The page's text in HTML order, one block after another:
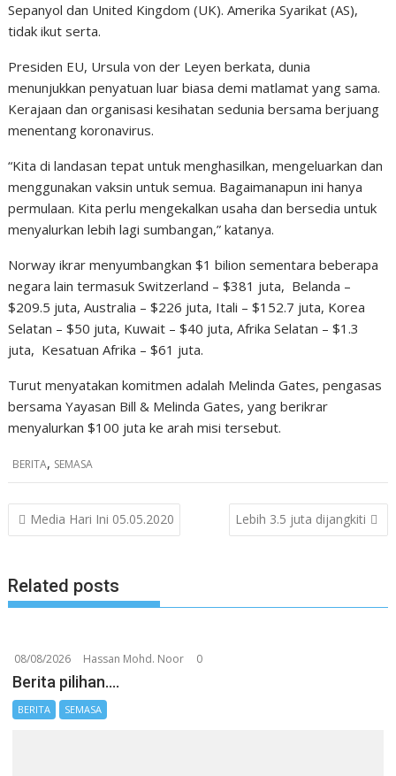
Sepanyol dan United Kingdom (UK). Amerika Syarikat (AS),
tidak ikut serta.
Presiden EU, Ursula von der Leyen berkata, dunia
menunjukkan penyatuan luar biasa demi matlamat yang sama.
Kerajaan dan organisasi kesihatan sedunia bersama berjuang
menentang koronavirus.
“Kita di landasan tepat untuk menghasilkan, mengeluarkan dan
menggunakan vaksin untuk semua. Bagaimanapun ini hanya
permulaan. Kita perlu mengekalkan usaha dan bersedia untuk
menyalurkan lebih lagi sumbangan,” katanya.
Norway ikrar menyumbangkan $1 bilion sementara beberapa
negara lain termasuk Switzerland – $381 juta, Belanda –
$209.5 juta, Australia – $226 juta, Itali – $152.7 juta, Korea
Selatan – $50 juta, Kuwait – $40 juta, Afrika Selatan – $1.3
juta, Kesatuan Afrika – $61 juta.
Turut menyatakan komitmen adalah Melinda Gates, pengasas
bersama Yayasan Bill & Melinda Gates, yang berikrar
menyalurkan $100 juta ke arah misi tersebut.
BERITA, SEMASA
P
o
t
n
v
i
g
a
Media Hari Ini 05.05.2020 Lebih 3.5 juta dijangkiti
Related posts
08/08/2026 Hassan Mohd. Noor 0
Berita pilihan….
BERITA SEMASA